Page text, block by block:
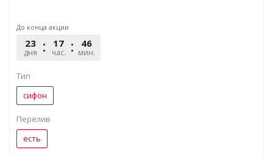
До конца акции
23
дня
17
час.
46
мин.
Тип
сифон
Перелив
есть